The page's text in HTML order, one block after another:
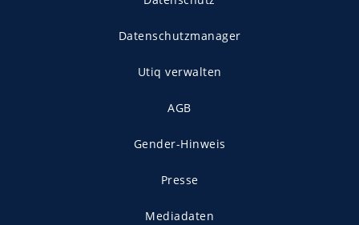
Datenschutzmanager
Utiq verwalten
AGB
Gender-Hinweis
Presse
Mediadaten